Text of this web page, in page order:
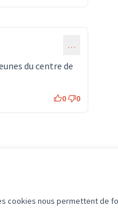
cookies nous permettent de
…
du centre de
0 0